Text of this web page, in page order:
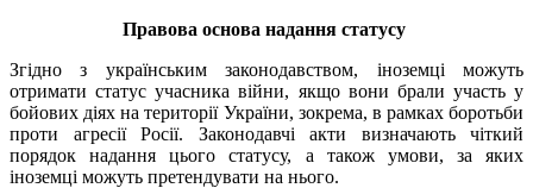
Правова основа надання статусу
Згідно з українським законодавством, іноземці можуть
отримати статус учасника війни, якщо вони брали участь у
бойових діях на території України, зокрема, в рамках боротьби
проти агресії Росії. Законодавчі акти визначають чіткий
порядок надання цього статусу, а також умови, за яких
іноземці можуть претендувати на нього.